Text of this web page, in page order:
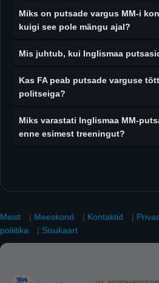
Miks on putsade vargus MM-i
kuigi see pole mängu ajal?
Mis juhtub, kui Inglismaa
Kas FA peab putsade varguse
politseiga?
Miks varastati Inglismaa MM-
enne esimest treeningut?
Meist | Meeskond | Kontaktid |
poliitika
| Sisukaart